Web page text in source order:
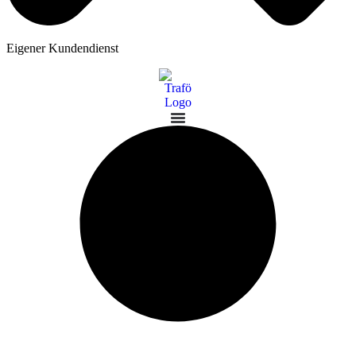
Eigener Kundendienst